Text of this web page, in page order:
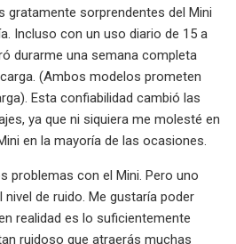
gratamente sorprendentes del Mini
Incluso con un uso diario de 15 a
durarme una semana completa
(Ambos modelos prometen
Esta confiabilidad cambió las
ya que ni siquiera me molesté en
en la mayoría de las ocasiones.
problemas con el Mini. Pero uno
de ruido. Me gustaría poder
realidad es lo suficientemente
ruidoso que atraerás muchas